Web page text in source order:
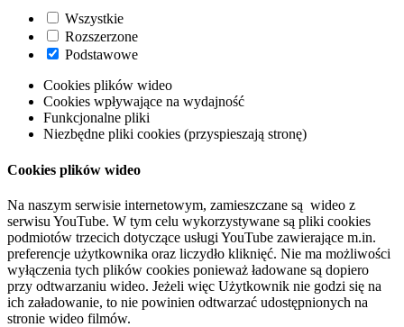
Wszystkie
Rozszerzone
Podstawowe
Cookies plików wideo
Cookies wpływające na wydajność
Funkcjonalne pliki
Niezbędne pliki cookies (przyspieszają stronę)
Cookies plików wideo
Na naszym serwisie internetowym, zamieszczane są wideo z
serwisu YouTube. W tym celu wykorzystywane są pliki cookies
podmiotów trzecich dotyczące usługi YouTube zawierające m.in.
preferencje użytkownika oraz liczydło kliknięć. Nie ma możliwości
wyłączenia tych plików cookies ponieważ ładowane są dopiero
przy odtwarzaniu wideo. Jeżeli więc Użytkownik nie godzi się na
ich załadowanie, to nie powinien odtwarzać udostępnionych na
stronie wideo filmów.